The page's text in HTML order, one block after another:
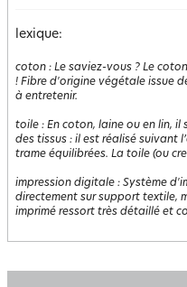
lexique:
coton : Le saviez-vous ? Le
! Fibre d'origine végétale issue
à entretenir.
toile : En coton, laine ou en lin,
des tissus : il est réalisé suivant
trame équilibrées. La toile (ou
impression digitale : Système
directement sur support textile,
imprimé ressort très détaillé et